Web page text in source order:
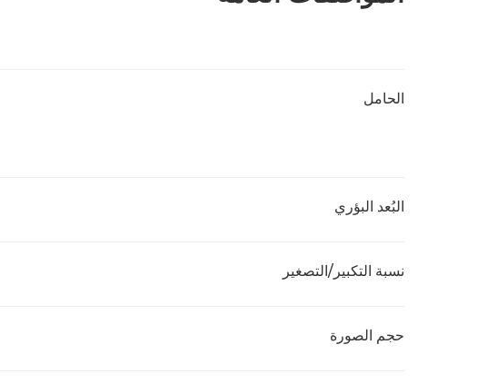
الحامل
البُعد البؤري
نسبة التكبير/التصغير
حجم الصورة